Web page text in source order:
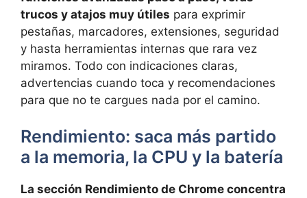
trucos y atajos muy útiles para exprimir
pestañas, marcadores, extensiones, seguridad
y hasta herramientas internas que rara vez
miramos. Todo con indicaciones claras,
advertencias cuando toca y recomendaciones
para que no te cargues nada por el camino.
Rendimiento: saca más partido
a la memoria, la CPU y la batería
La sección Rendimiento de Chrome concentra